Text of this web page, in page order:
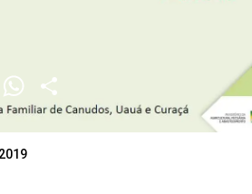
Facebook
WhatsApp